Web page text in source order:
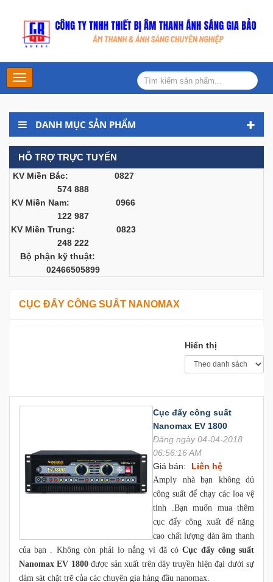
Main
Menu
DANH MỤC SẢN PHẨM
HỖ TRỢ TRỰC TUYẾN
KV Miền Bắc: 0827
574 888
KV Miền Nam: 0966
122 987
KV Miền Trung: 0823
248 222
Bộ phận kỹ thuật:
02466505899
CỤC ĐẨY CÔNG SUẤT NANOMAX
Hiển thị
Cục đẩy công suất
Nanomax EV 1800
Đăng ngày 04-04-2018
06:56:16 AM
Giá bán:
Liên hệ
Amply nhà bạn không dủ
công suất để chạy các loa vệ
tinh .Bạn muốn mua thêm
cục đẩy công xuất để năng
cao chất lượng dàn âm thanh
của bạn . Không còn phải lo nắng vì đã cóCục đẩy công suất
Nanomax EV 1800được sản xuất trên dây truyền hiện đại dưới sự
dám sát chặt trẽ của các chuyên gia hàng đầu nanomax.